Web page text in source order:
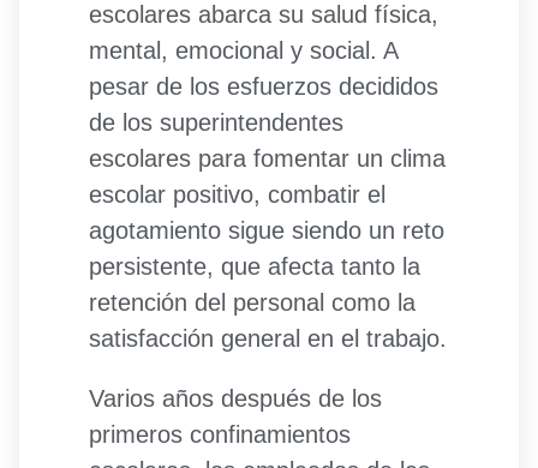
escolares abarca su salud física,
mental, emocional y social. A
pesar de los esfuerzos decididos
de los superintendentes
escolares para fomentar un clima
escolar positivo, combatir el
agotamiento sigue siendo un reto
persistente, que afecta tanto la
retención del personal como la
satisfacción general en el trabajo.
Varios años después de los
primeros confinamientos